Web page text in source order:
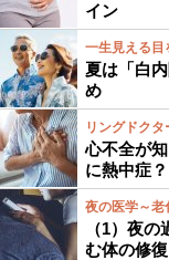
イン
一生見える目
夏は「白
め
リングドク
心不全が
に熱中症？
夜の医学～老
（1）夜
む体の修復